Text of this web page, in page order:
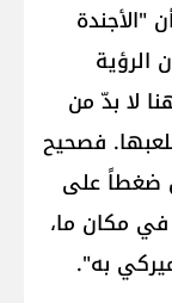
"الأجندة
الرؤية
لا بدّ من
فصحيح
ضغطاً على
في مكان ما،
به".